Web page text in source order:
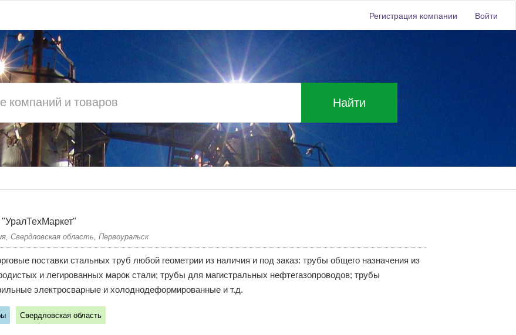
Регистрация компании Войти
Найти
Свердловская область, Первоуральск
поставки стальных труб любой геометрии из наличия и под заказ: трубы общего назначения из
и легированных марок стали; трубы для магистральных нефтегазопроводов; трубы
электросварные и холоднодеформированные и т.д.
Свердловская область